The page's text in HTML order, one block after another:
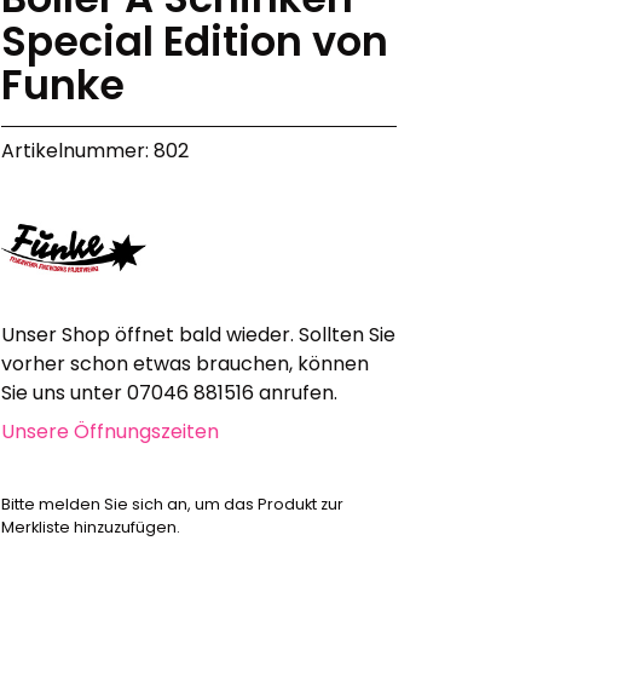
Werbeartikel
Bekleidung
Attrappen
Sonstiges
Special Edition von
Funke
Artikelnummer: 802
Unser Shop öffnet bald wieder. Sollten Sie
vorher schon etwas brauchen, können
Sie uns unter 07046 881516 anrufen.
Unsere Öffnungszeiten
Bitte melden Sie sich an, um das Produkt zur
Merkliste hinzuzufügen.